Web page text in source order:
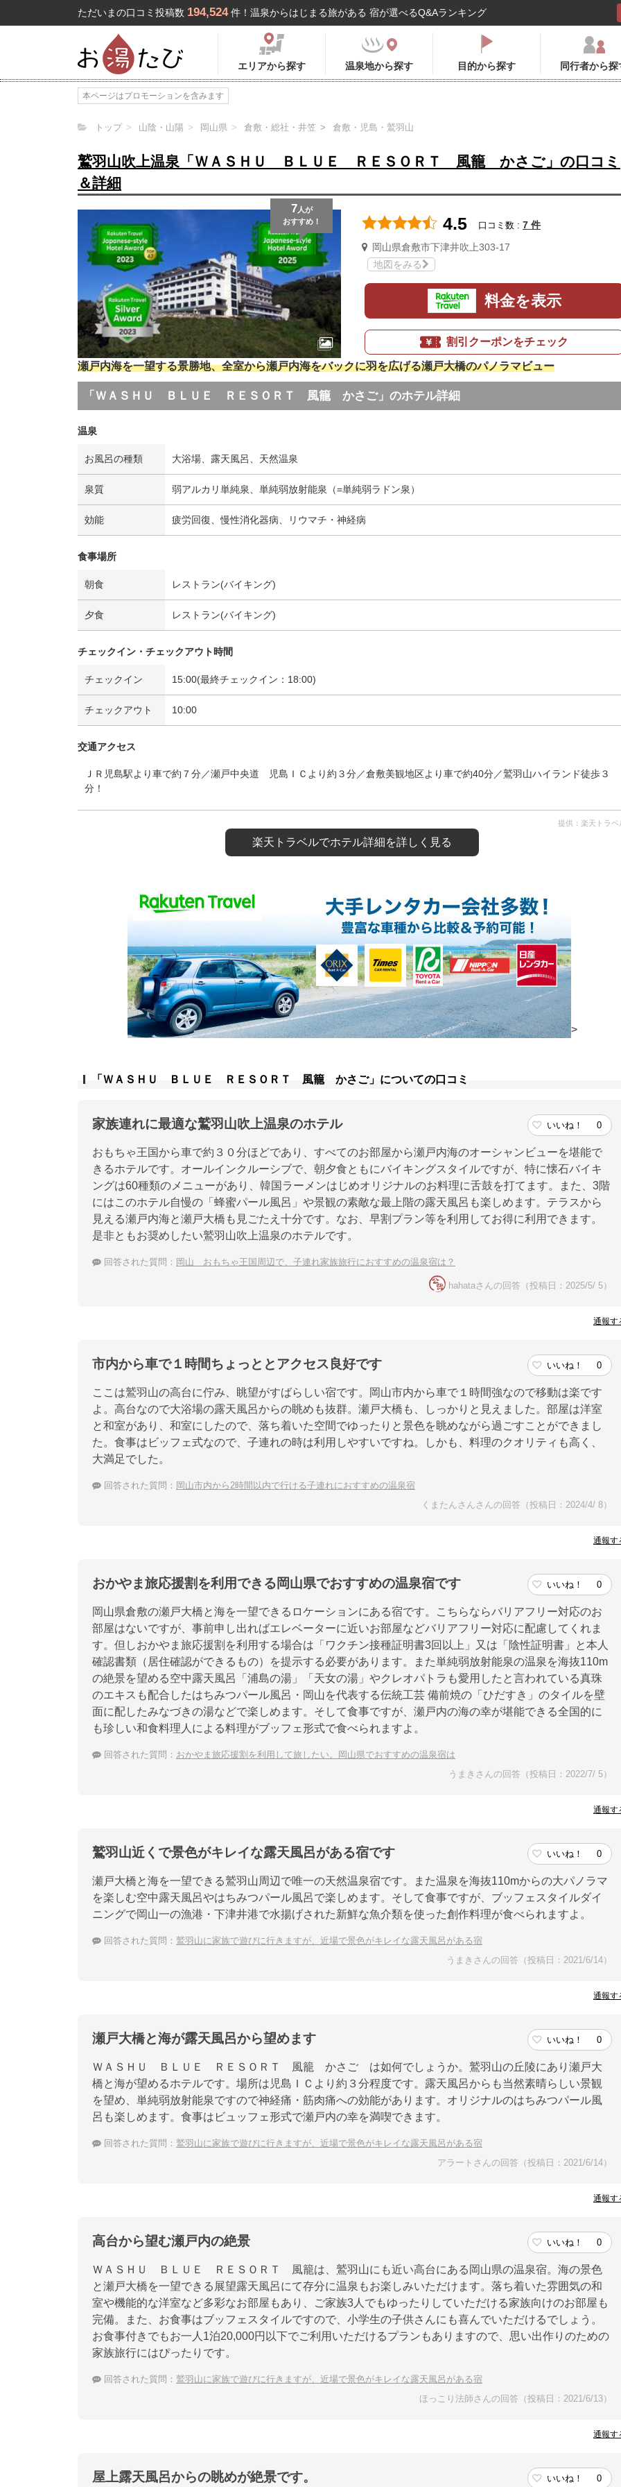
ただいまの口コミ投稿数 194,524 件！温泉からはじまる旅がある 宿が選べるQ&Aランキング
エリアから探す 温泉地から探す 目的から探す 同行者から探
本ページはプロモーションを含みます
トップ 山陰・山陽 岡山県 倉敷・総社・井笠 倉敷・児島・鷲羽山
鷲羽山吹上温泉「ＷＡＳＨＵ ＢＬＵＥ ＲＥＳＯＲＴ 風籠 かさご」の口コミ
＆詳細
7 人が
おすすめ！
4.5 口コミ数 : 7 件
岡山県倉敷市下津井吹上303-17
地図をみる
料金を表示
割引クーポンをチェック
瀬戸内海を一望する景勝地、全室から瀬戸内海をバックに羽を広げる瀬戸大橋のパノラマビュー
「ＷＡＳＨＵ ＢＬＵＥ ＲＥＳＯＲＴ 風籠 かさご」のホテル詳細
温泉
お風呂の種類 大浴場、露天風呂、天然温泉
泉質 弱アルカリ単純泉、単純弱放射能泉（=単純弱ラドン泉）
効能 疲労回復、慢性消化器病、リウマチ・神経病
食事場所
朝食 レストラン(バイキング)
夕食 レストラン(バイキング)
チェックイン・チェックアウト時間
チェックイン 15:00(最終チェックイン：18:00)
チェックアウト 10:00
交通アクセス
ＪＲ児島駅より車で約７分／瀬戸中央道 児島ＩＣより約３分／倉敷美観地区より車で約40分／鷲羽山ハイランド徒歩３
分！
提供：楽天トラベ
楽天トラベルでホテル詳細を詳しく見る
>
「ＷＡＳＨＵ ＢＬＵＥ ＲＥＳＯＲＴ 風籠 かさご」についての口コミ
家族連れに最適な鷲羽山吹上温泉のホテル いいね！ 0
おもちゃ王国から車で約３０分ほどであり、すべてのお部屋から瀬戸内海のオーシャンビューを堪能で
きるホテルです。オールインクルーシブで、朝夕食ともにバイキングスタイルですが、特に懐石バイキ
ングは60種類のメニューがあり、韓国ラーメンはじめオリジナルのお料理に舌鼓を打てます。また、3階
にはこのホテル自慢の「蜂蜜パール風呂」や景観の素敵な最上階の露天風呂も楽しめます。テラスから
見える瀬戸内海と瀬戸大橋も見ごたえ十分です。なお、早割プラン等を利用してお得に利用できます。
是非ともお奨めしたい鷲羽山吹上温泉のホテルです。
回答された質問： 岡山 おもちゃ王国周辺で、子連れ家族旅行におすすめの温泉宿は？
hahataさんの回答（投稿日：2025/5/ 5）
通報す
市内から車で１時間ちょっととアクセス良好です いいね！ 0
ここは鷲羽山の高台に佇み、眺望がすばらしい宿です。岡山市内から車で１時間強なので移動は楽です
よ。高台なので大浴場の露天風呂からの眺めも抜群。瀬戸大橋も、しっかりと見えました。部屋は洋室
と和室があり、和室にしたので、落ち着いた空間でゆったりと景色を眺めながら過ごすことができまし
た。食事はビッフェ式なので、子連れの時は利用しやすいですね。しかも、料理のクオリティも高く、
大満足でした。
回答された質問： 岡山市内から2時間以内で行ける子連れにおすすめの温泉宿
くまたんさんさんの回答（投稿日：2024/4/ 8）
通報す
おかやま旅応援割を利用できる岡山県でおすすめの温泉宿です いいね！ 0
岡山県倉敷の瀬戸大橋と海を一望できるロケーションにある宿です。こちらならバリアフリー対応のお
部屋はないですが、事前申し出ればエレベーターに近いお部屋などバリアフリー対応に配慮してくれま
す。但しおかやま旅応援割を利用する場合は「ワクチン接種証明書3回以上」又は「陰性証明書」と本人
確認書類（居住確認ができるもの）を提示する必要があります。また単純弱放射能泉の温泉を海抜110m
の絶景を望める空中露天風呂「浦島の湯」「天女の湯」やクレオパトラも愛用したと言われている真珠
のエキスも配合したはちみつパール風呂・岡山を代表する伝統工芸 備前焼の「ひだすき」のタイルを壁
面に配したみなづきの湯などで楽しめます。そして食事ですが、瀬戸内の海の幸が堪能できる全国的に
も珍しい和食料理人による料理がブッフェ形式で食べられますよ。
回答された質問： おかやま旅応援割を利用して旅したい。岡山県でおすすめの温泉宿は
うまきさんの回答（投稿日：2022/7/ 5）
通報す
鷲羽山近くで景色がキレイな露天風呂がある宿です いいね！ 0
瀬戸大橋と海を一望できる鷲羽山周辺で唯一の天然温泉宿です。また温泉を海抜110mからの大パノラマ
を楽しむ空中露天風呂やはちみつパール風呂で楽しめます。そして食事ですが、ブッフェスタイルダイ
ニングで岡山一の漁港・下津井港で水揚げされた新鮮な魚介類を使った創作料理が食べられますよ。
回答された質問： 鷲羽山に家族で遊びに行きますが、近場で景色がキレイな露天風呂がある宿
うまきさんの回答（投稿日：2021/6/14）
通報す
瀬戸大橋と海が露天風呂から望めます いいね！ 0
ＷＡＳＨＵ ＢＬＵＥ ＲＥＳＯＲＴ 風籠 かさご は如何でしょうか。鷲羽山の丘陵にあり瀬戸大
橋と海が望めるホテルです。場所は児島ＩＣより約３分程度です。露天風呂からも当然素晴らしい景観
を望め、単純弱放射能泉ですので神経痛・筋肉痛への効能があります。オリジナルのはちみつパール風
呂も楽しめます。食事はビュッフェ形式で瀬戸内の幸を満喫できます。
回答された質問： 鷲羽山に家族で遊びに行きますが、近場で景色がキレイな露天風呂がある宿
アラートさんの回答（投稿日：2021/6/14）
通報す
高台から望む瀬戸内の絶景 いいね！ 0
ＷＡＳＨＵ ＢＬＵＥ ＲＥＳＯＲＴ 風籠は、鷲羽山にも近い高台にある岡山県の温泉宿。海の景色
と瀬戸大橋を一望できる展望露天風呂にて存分に温泉もお楽しみいただけます。落ち着いた雰囲気の和
室や機能的な洋室など多彩なお部屋もあり、ご家族3人でもゆったりしていただける家族向けのお部屋も
完備。また、お食事はブッフェスタイルですので、小学生の子供さんにも喜んでいただけるでしょう。
お食事付きでもお一人1泊20,000円以下でご利用いただけるプランもありますので、思い出作りのための
家族旅行にはぴったりです。
回答された質問： 鷲羽山に家族で遊びに行きますが、近場で景色がキレイな露天風呂がある宿
ほっこり法師さんの回答（投稿日：2021/6/13）
通報す
屋上露天風呂からの眺めが絶景です。 いいね！ 0